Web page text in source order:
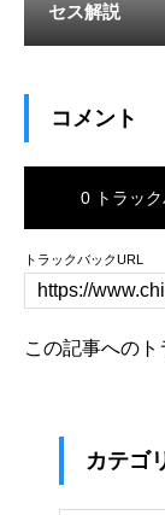
セス解説
コメント
0 トラック
トラックバックURL
この記事へのト
カテゴ